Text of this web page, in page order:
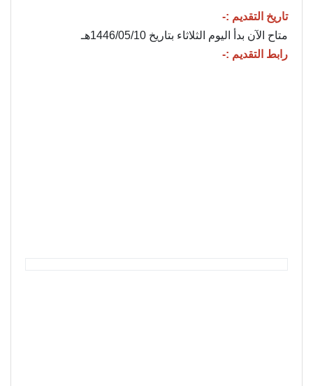
تاريخ التقديم :-
متاح الآن بدأ اليوم الثلاثاء بتاريخ 1446/05/10هـ
رابط التقديم :-